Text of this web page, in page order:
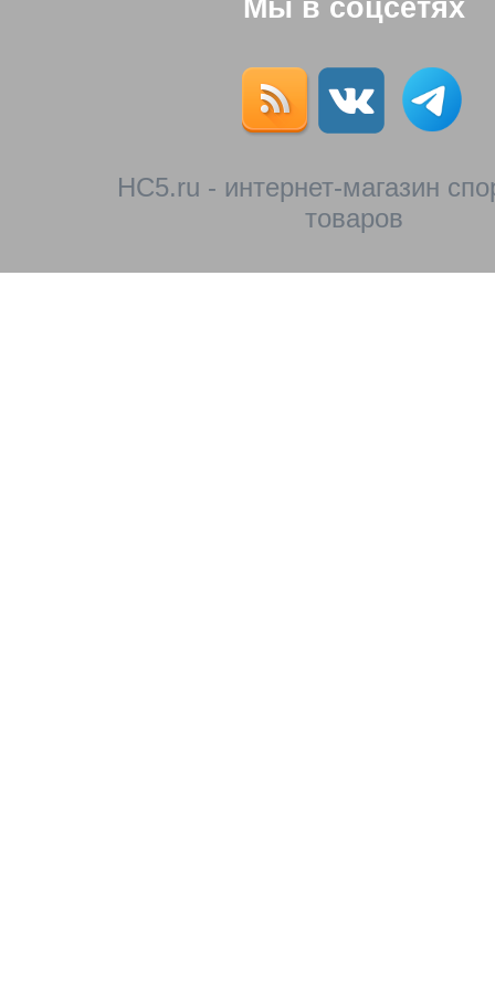
Мы в соцсетях
HC5.ru - интернет-магазин
товаров